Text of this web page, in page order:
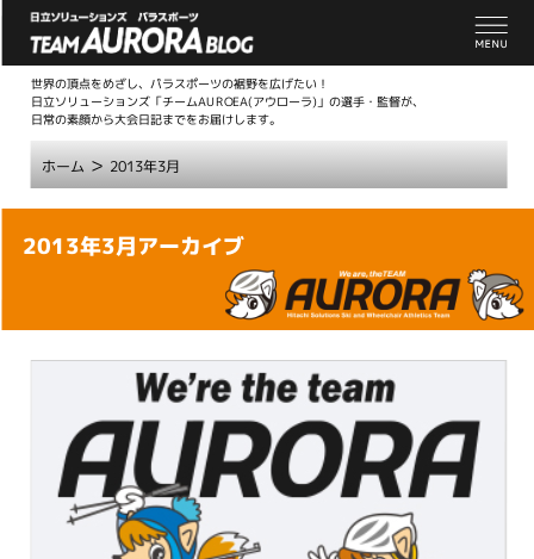
世界の頂点をめざし、パラスポーツの裾野を広げたい！
日立ソリューションズ「チームAUROEA(アウローラ)」の選手・監督が、
日常の素顔から大会日記までをお届けします。
ホーム > 2013年3月
本
2013年3月アーカイブ